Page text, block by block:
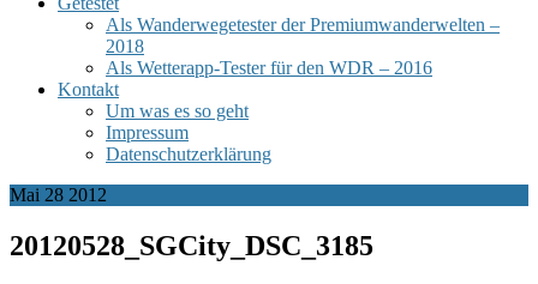
Als Wanderwegetester der Premiumwanderwelten –
2018
Als Wetterapp-Tester für den WDR – 2016
Kontakt
Um was es so geht
Impressum
Datenschutzerklärung
Mai 28 2012
20120528_SGCity_DSC_3185